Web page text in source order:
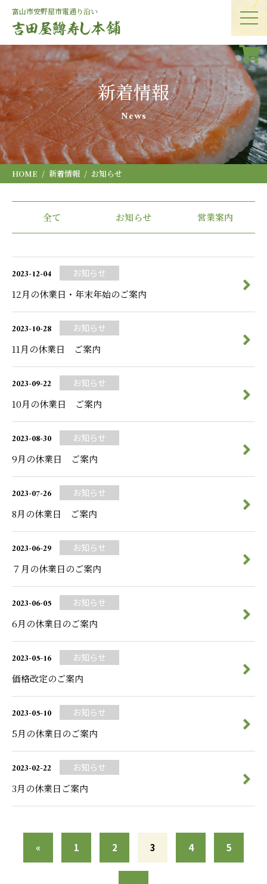
富山市安野屋市電通り沿い
新着情報
News
HOME 新着情報 お知らせ
全て お知らせ 営業案内
2023-12-04 お知らせ
12月の休業日・年末年始のご案内
2023-10-28 お知らせ
11月の休業日 ご案内
2023-09-22 お知らせ
10月の休業日 ご案内
2023-08-30 お知らせ
9月の休業日 ご案内
2023-07-26 お知らせ
8月の休業日 ご案内
2023-06-29 お知らせ
７月の休業日のご案内
2023-06-05 お知らせ
6月の休業日のご案内
2023-05-16 お知らせ
価格改定のご案内
2023-05-10 お知らせ
5月の休業日のご案内
2023-02-22 お知らせ
3月の休業日ご案内
« 1 2 3 4 5